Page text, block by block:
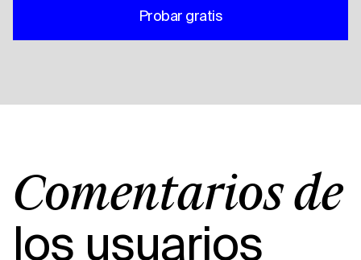
Probar gratis
Comentarios de
los usuarios